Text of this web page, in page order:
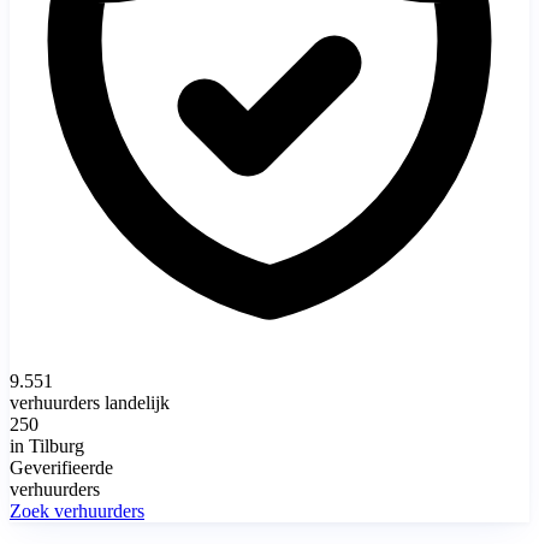
9.551
verhuurders landelijk
250
in Tilburg
Geverifieerde
verhuurders
Zoek verhuurders